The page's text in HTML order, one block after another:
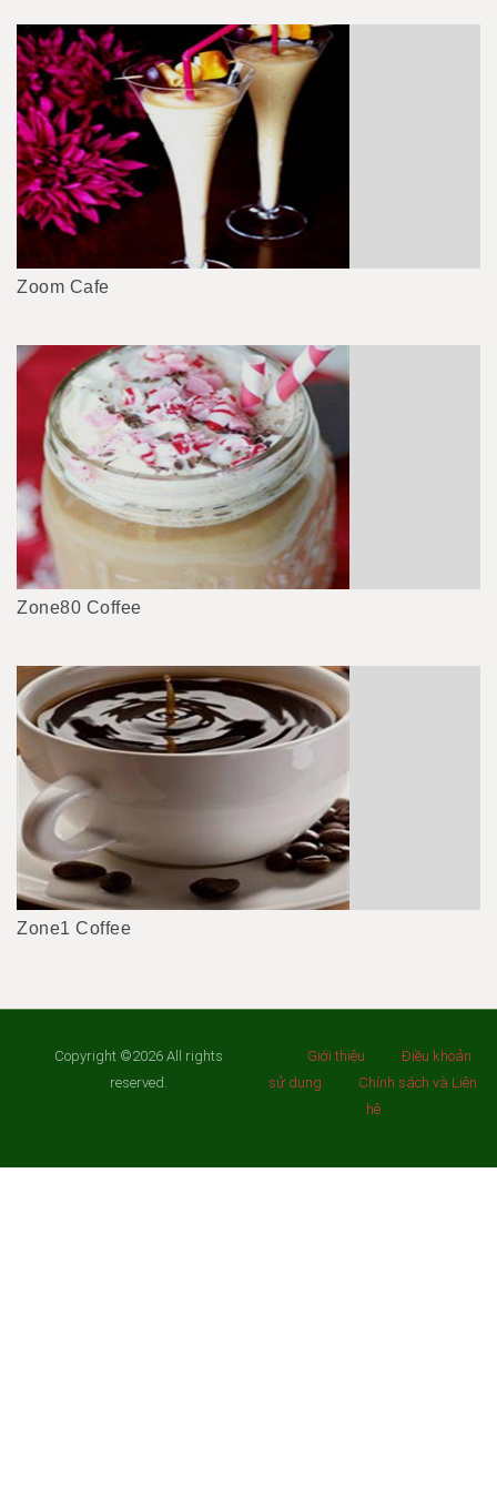
Zoom Cafe
Zone80 Coffee
Zone1 Coffee
Copyright ©2026 All rights
reserved.
Giới thiệu
Điều khoản
sử dụng
Chính sách và Liên
hệ